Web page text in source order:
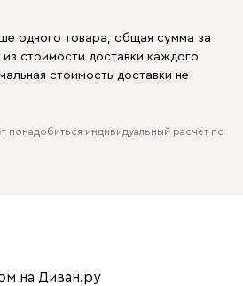
одного товара, общая сумма за
из стоимости доставки каждого
стоимость доставки не
понадобиться индивидуальный расчёт по
на Диван.ру